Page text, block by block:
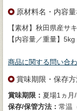
原材料名・内容
【素材】秋田県産サ
【内容量／重量】5kg
商品に関する問い合
賞味期限・保存
賞味期限： 夏場1ヵ月
保存/保管方法： 常温